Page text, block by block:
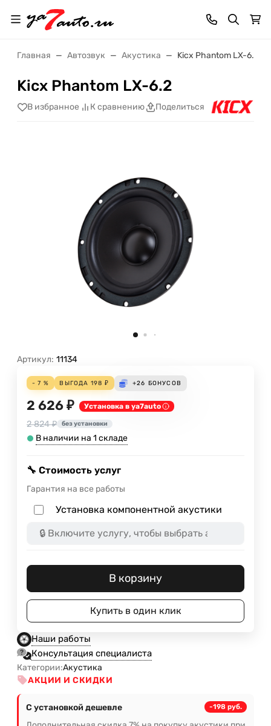
Главная Автозвук Акустика Kicx Phantom LX-6.2
Kicx Phantom LX-6.2
В избранное К сравнению Поделиться
Артикул: 11134
- 7 % ВЫГОДА 198 ₽ +26 БОНУСОВ
2 626 ₽ Установка в ya7auto
2 824 ₽ без установки
В наличии на 1 складе
🔧 Стоимость услуг
Гарантия на все работы
Установка компонентной акустики
В корзину
Купить в один клик
Наши работы
Консультация специалиста
Категории:Акустика
АКЦИИ И СКИДКИ
С установкой дешевле -198 руб.